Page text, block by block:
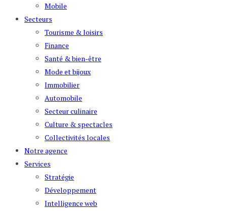
Mobile
Secteurs
Tourisme & loisirs
Finance
Santé & bien-être
Mode et bijoux
Immobilier
Automobile
Secteur culinaire
Culture & spectacles
Collectivités locales
Notre agence
Services
Stratégie
Développement
Intelligence web